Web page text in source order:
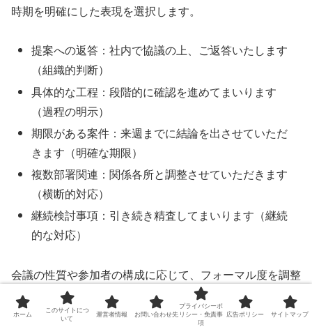
時期を明確にした表現を選択します。
提案への返答：社内で協議の上、ご返答いたします
（組織的判断）
具体的な工程：段階的に確認を進めてまいります
（過程の明示）
期限がある案件：来週までに結論を出させていただ
きます（明確な期限）
複数部署関連：関係各所と調整させていただきます
（横断的対応）
継続検討事項：引き続き精査してまいります（継続
的な対応）
会議の性質や参加者の構成に応じて、フォーマル度を調整
することが重要です。
ホーム
このサイトにつ
いて
運営者情報 お問い合わせ先
プライバシーポ
リシー・免責事
項
広告ポリシー サイトマップ